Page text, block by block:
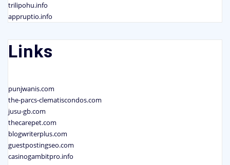
trilipohu.info
appruptio.info
Links
punjwanis.com
the-parcs-clematiscondos.com
jusu-gb.com
thecarepet.com
blogwriterplus.com
guestpostingseo.com
casinogambitpro.info